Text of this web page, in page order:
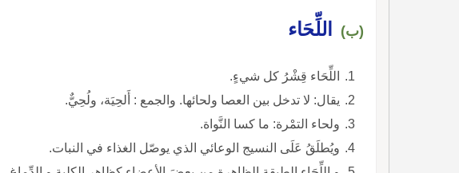
(ب) اللِّحَاء
اللِّحَاء قِشْرُ كل شيءٍ.
يقال: لا تدخل بين العصا ولحائها. والجمع : أَلحِيَة، ولُحِيٌّ.
ولحاء التمْرة: ما كسا النَّواة.
ويُطلَقُ عَلَى النسيج الوعائي الذي يوصّل الغذاء في النبات.